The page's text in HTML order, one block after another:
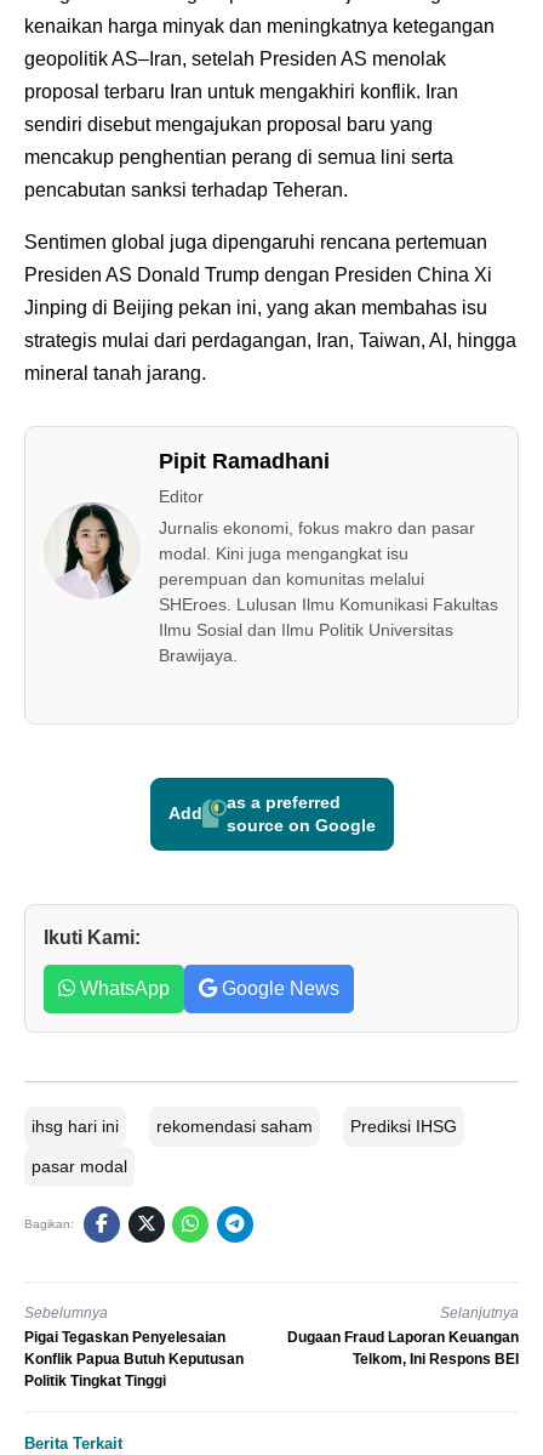
kenaikan harga minyak dan meningkatnya ketegangan
geopolitik AS–Iran, setelah Presiden AS menolak
proposal terbaru Iran untuk mengakhiri konflik. Iran
sendiri disebut mengajukan proposal baru yang
mencakup penghentian perang di semua lini serta
pencabutan sanksi terhadap Teheran.
Sentimen global juga dipengaruhi rencana pertemuan
Presiden AS Donald Trump dengan Presiden China Xi
Jinping di Beijing pekan ini, yang akan membahas isu
strategis mulai dari perdagangan, Iran, Taiwan, AI, hingga
mineral tanah jarang.
Pipit Ramadhani
Editor
Jurnalis ekonomi, fokus makro dan pasar
modal. Kini juga mengangkat isu
perempuan dan komunitas melalui
SHEroes. Lulusan Ilmu Komunikasi Fakultas
Ilmu Sosial dan Ilmu Politik Universitas
Brawijaya.
Add
as a preferred
source on Google
Ikuti Kami:
WhatsApp Google News
ihsg hari ini rekomendasi saham Prediksi IHSG
pasar modal
Bagikan:
Sebelumnya
Pigai Tegaskan Penyelesaian
Konflik Papua Butuh Keputusan
Politik Tingkat Tinggi
Selanjutnya
Dugaan Fraud Laporan Keuangan
Telkom, Ini Respons BEI
Berita Terkait